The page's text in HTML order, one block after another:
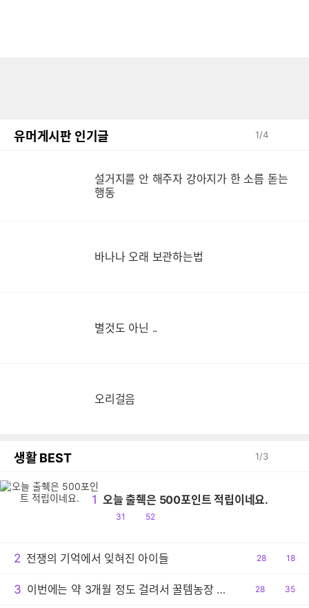
유머게시판 인기글 1/4
설거지를 안 해주자 강아지가 한 소름 돋는
행동
바나나 오래 보관하는법
별것도 아닌 ..
오리걸음
생활 BEST 1/3
1 오늘 출췍은 500포인트 적립이네요.
공
31
댓
52
2 전쟁의 기억에서 잊혀진 아이들
공
28
댓
18
3 이번에는 약 3개월 정도 걸려서 꿀템농장 성공했네요.
공
28
댓
35